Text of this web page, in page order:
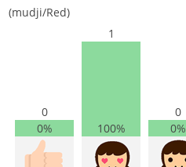
(mudji/Red)
0
0%
1
100%
0
0%